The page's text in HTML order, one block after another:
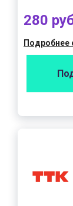
280
Подробнее